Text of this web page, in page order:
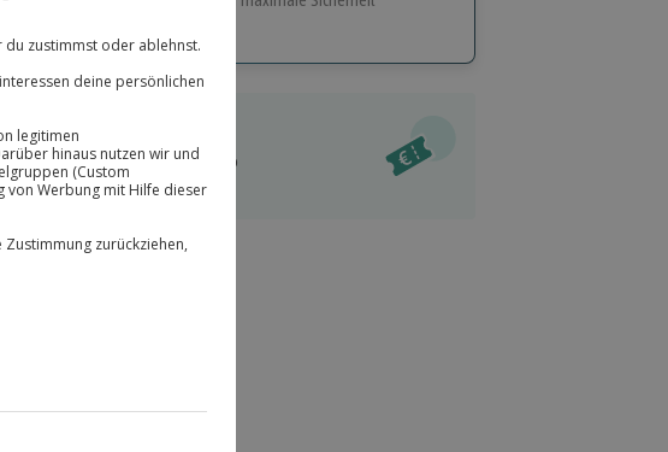
Große Auswahl
Über 9.000 Erlebnisse.
Jeder Gutschein für alle Erlebnisse einlösbar.
Maximale Sicherheit
3 Jahre gültig & verlängerbar.
-15%* Club Deal verfügbar
Direktabzug im Warenkorb
Melde dich hier an